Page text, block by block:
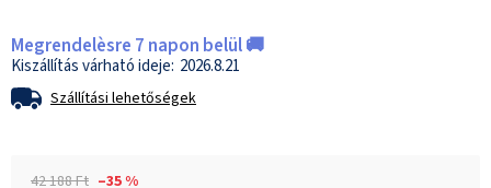
Megrendelèsre 7 napon belül 🚚
2026.8.21
Szállítási lehetőségek
42 188 Ft –35 %